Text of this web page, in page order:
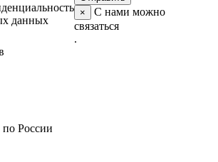
данных
×
С нами можно
связаться
.
России